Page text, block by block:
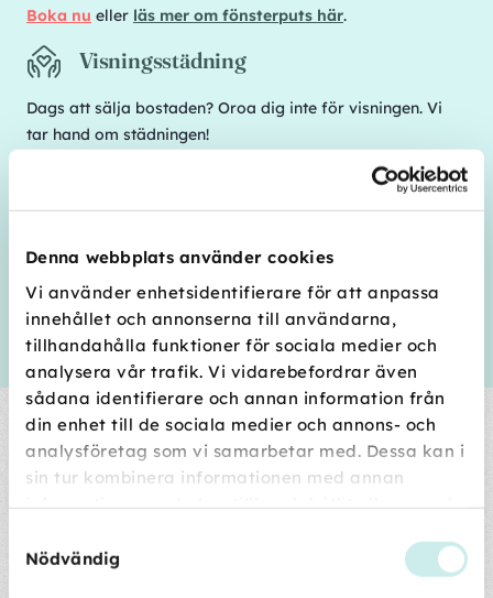
Denna webbplats använder cookies
Vi använder enhetsidentifierare för att anpassa
innehållet och annonserna till användarna,
tillhandahålla funktioner för sociala medier och
analysera vår trafik. Vi vidarebefordrar även
sådana identifierare och annan information från
din enhet till de sociala medier och annons- och
analysföretag som vi samarbetar med. Dessa kan i
sin tur kombinera informationen med annan
information som du har tillhandahållit eller som de
Nödvändig
Boka nu eller läs mer om fönsterputs här.
Visningsstädning
Dags att sälja bostaden? Oroa dig inte för visningen. Vi
tar hand om städningen!
läs mer om visningsstädning här
... och lite av varje
Tvätta och stryka, bona golv, passa ditt hem under
med din hemstädning. Har du inte abonnemang på
hemstäd så kan vi självklart hjälpa dig ändå!
Boka nu
eller läs om våra övriga tjänster här.
Fyra bra skäl att välja HomeMaid